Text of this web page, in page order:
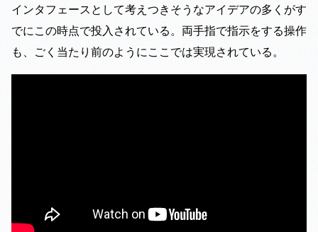
インタフェースとして考えつきそうなアイデアの多くがす
でにこの時点で投入されている。両手指で指示をする操作
も、ごく当たり前のようにここでは実現されている。